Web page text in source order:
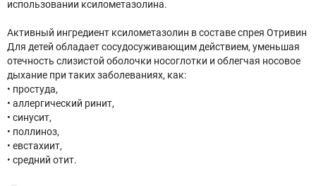
использовании ксилометазолина.
Активный ингредиент ксилометазолин в составе спрея Отривин
Для детей обладает сосудосуживающим действием, уменьшая
отечность слизистой оболочки носоглотки и облегчая носовое
дыхание при таких заболеваниях, как:
• простуда,
• аллергический ринит,
• синусит,
• поллиноз,
• евстахиит,
• средний отит.